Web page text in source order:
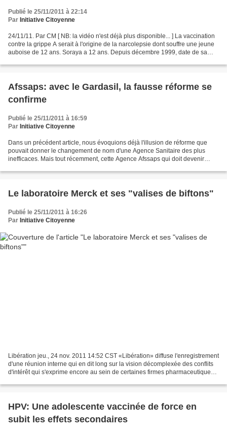
Publié le 25/11/2011 à 22:14
Par Initiative Citoyenne
24/11/11. Par CM [ NB: la vidéo n'est déjà plus disponible... ] La vaccination
contre la grippe A serait à l'origine de la narcolepsie dont souffre une jeune
auboise de 12 ans. Soraya a 12 ans. Depuis décembre 1999, date de sa
Afssaps: avec le Gardasil, la fausse réforme se
confirme
Publié le 25/11/2011 à 16:59
Par Initiative Citoyenne
Dans un précédent article, nous évoquions déjà l'illusion de réforme que
pouvait donner le changement de nom d'une Agence Sanitaire des plus
inefficaces. Mais tout récemment, cette Agence Afssaps qui doit devenir
Le laboratoire Merck et ses "valises de biftons"
Publié le 25/11/2011 à 16:26
Par Initiative Citoyenne
Libération jeu., 24 nov. 2011 14:52 CST «Libération» diffuse l'enregistrement
d'une réunion interne qui en dit long sur la vision décomplexée des conflits
d'intérêt qui s'exprime encore au sein de certaines firmes pharmaceutiques.
HPV: Une adolescente vaccinée de force en
subit les effets secondaires